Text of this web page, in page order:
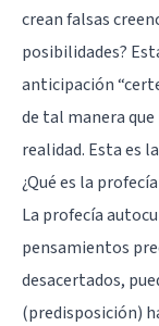
crean falsas
posibilidades?
anticipación
de tal manera que
realidad. Esta es
¿Qué es la
La profecía
pensamientos
desacertados,
(predisposición)